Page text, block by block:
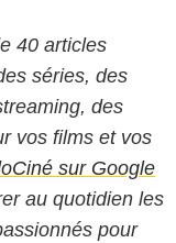
40 articles
séries, des
des
vos films et vos
sur Google
au quotidien les
pour